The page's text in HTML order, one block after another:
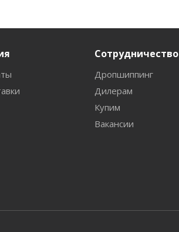
Сотрудничество
Дропшиппинг
Дилерам
Купим
Вакансии